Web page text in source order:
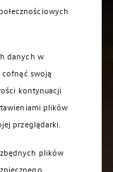
danych w
cofnąć swoją
kontynuacji
plików
przeglądarki.
plików